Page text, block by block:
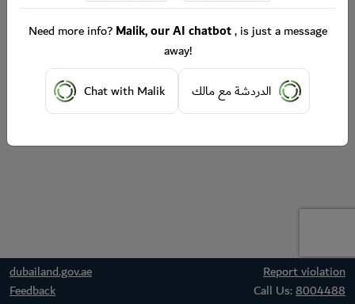
dubailand.gov.ae
Report violation
Feedback
Call Us:8004488
Need more info?Malik, our AI chatbot, is just a message
away!
Chat with Malik
الدردشة مع مالك